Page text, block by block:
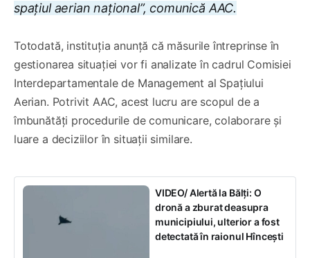
spațiul aerian național”, comunică AAC.
Totodată, instituția anunță că măsurile întreprinse în
gestionarea situației vor fi analizate în cadrul Comisiei
Interdepartamentale de Management al Spațiului
Aerian. Potrivit AAC, acest lucru are scopul de a
îmbunătăți procedurile de comunicare, colaborare și
luare a deciziilor în situații similare.
VIDEO/ Alertă la Bălți: O
dronă a zburat deasupra
municipiului, ulterior a fost
detectată în raionul Hîncești